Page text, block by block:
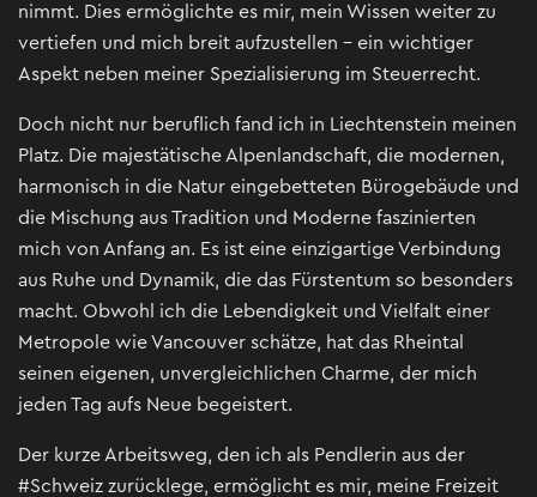
nimmt. Dies ermöglichte es mir, mein Wissen weiter zu
vertiefen und mich breit aufzustellen – ein wichtiger
Aspekt neben meiner Spezialisierung im Steuerrecht.
Doch nicht nur beruflich fand ich in Liechtenstein meinen
Platz. Die majestätische Alpenlandschaft, die modernen,
harmonisch in die Natur eingebetteten Bürogebäude und
die Mischung aus Tradition und Moderne faszinierten
mich von Anfang an. Es ist eine einzigartige Verbindung
aus Ruhe und Dynamik, die das Fürstentum so besonders
macht. Obwohl ich die Lebendigkeit und Vielfalt einer
Metropole wie Vancouver schätze, hat das Rheintal
seinen eigenen, unvergleichlichen Charme, der mich
jeden Tag aufs Neue begeistert.
Der kurze Arbeitsweg, den ich als Pendlerin aus der
#Schweiz zurücklege, ermöglicht es mir, meine Freizeit